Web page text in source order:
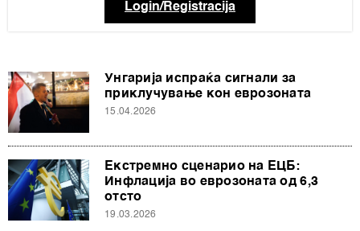
Login/Registracija
Унгарија испраќа сигнали за
приклучување кон еврозоната
15.04.2026
Екстремно сценарио на ЕЦБ:
Инфлација во еврозоната од 6,3
отсто
19.03.2026